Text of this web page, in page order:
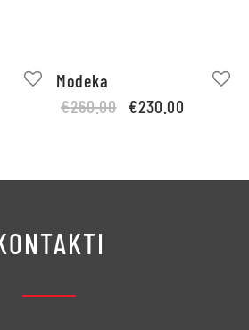
Modeka
€260.00
Original
€230.00